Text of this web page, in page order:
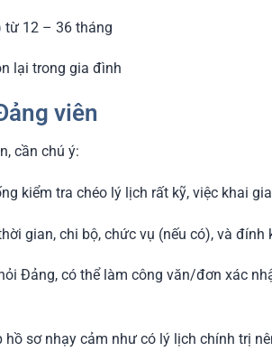
từ 12 – 36 tháng
lại trong gia đình
viên
cần chú ý:
kiểm tra chéo lý lịch rất kỹ, việc khai
gian, chi bộ, chức vụ (nếu có), và đính
Đảng, có thể làm công văn/đơn xác
sơ nhạy cảm như có lý lịch chính trị